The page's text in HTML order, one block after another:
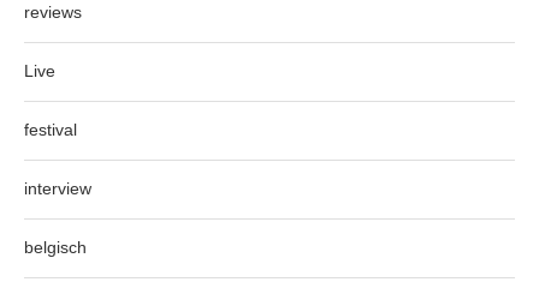
reviews
Live
festival
interview
belgisch